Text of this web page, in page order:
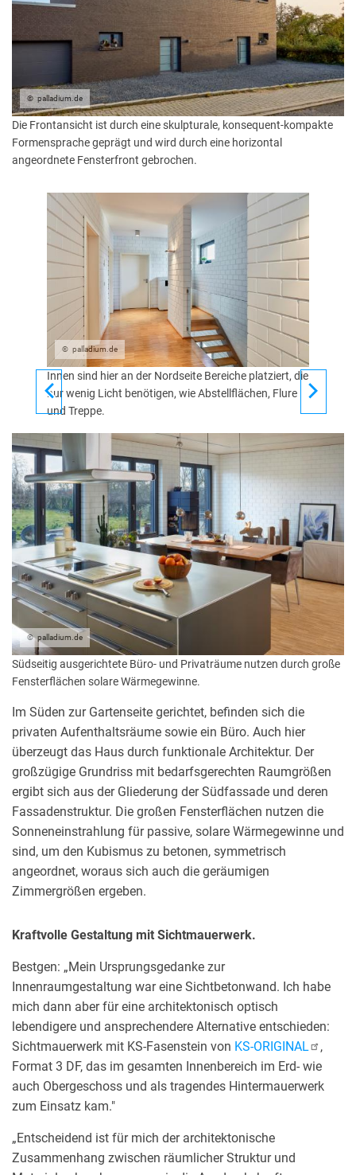
palladium.de
Die Frontansicht ist durch eine skulpturale, konsequent-kompakte
Formensprache geprägt und wird durch eine horizontal
angeordnete Fensterfront gebrochen.
palladium.de
Innen sind hier an der Nordseite Bereiche platziert, die
nur wenig Licht benötigen, wie Abstellflächen, Flure
und Treppe.
palladium.de
Südseitig ausgerichtete Büro- und Privaträume nutzen durch große
Fensterflächen solare Wärmegewinne.
Im Süden zur Gartenseite gerichtet, befinden sich die
privaten Aufenthaltsräume sowie ein Büro. Auch hier
überzeugt das Haus durch funktionale Architektur. Der
großzügige Grundriss mit bedarfsgerechten Raumgrößen
ergibt sich aus der Gliederung der Südfassade und deren
Fassadenstruktur. Die großen Fensterflächen nutzen die
Sonneneinstrahlung für passive, solare Wärmegewinne und
sind, um den Kubismus zu betonen, symmetrisch
angeordnet, woraus sich auch die geräumigen
Zimmergrößen ergeben.
Kraftvolle Gestaltung mit Sichtmauerwerk.
Bestgen: „Mein Ursprungsgedanke zur
Innenraumgestaltung war eine Sichtbetonwand. Ich habe
mich dann aber für eine architektonisch optisch
lebendigere und ansprechendere Alternative entschieden:
Sichtmauerwerk mit KS-Fasenstein von KS-ORIGINAL
,
Format 3 DF, das im gesamten Innenbereich im Erd- wie
auch Obergeschoss und als tragendes Hintermauerwerk
zum Einsatz kam."
„Entscheidend ist für mich der architektonische
Zusammenhang zwischen räumlicher Struktur und